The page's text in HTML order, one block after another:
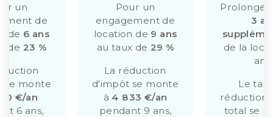
un
de
de 6 ans
de 23 %
se monte
€/an
6 ans,
Pour un
engagement de
location de 9 ans
au taux de 29 %
La réduction
d'impôt se monte
à 4 833 €/an
pendant 9 ans,
3
de la
Le
réduction
total se